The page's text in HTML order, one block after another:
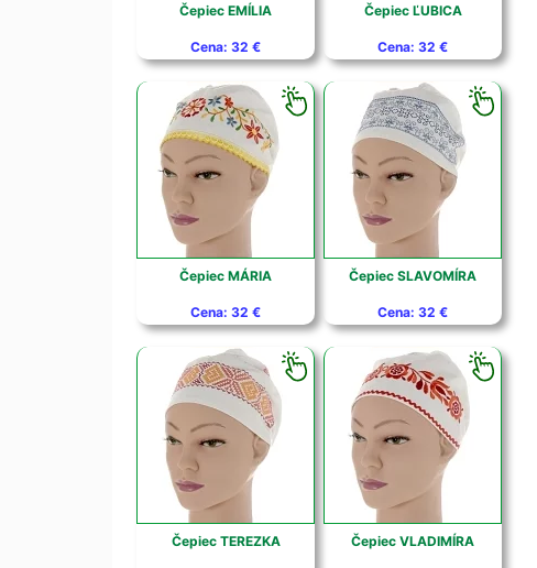
Čepiec EMÍLIA
Cena: 32 €
Čepiec ĽUBICA
Cena: 32 €
Čepiec MÁRIA
Cena: 32 €
Čepiec SLAVOMÍRA
Cena: 32 €
Čepiec TEREZKA Čepiec VLADIMÍRA